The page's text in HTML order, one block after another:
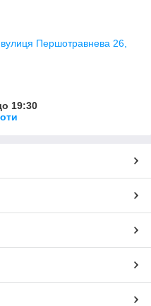
Першотравнева 26,
19:30